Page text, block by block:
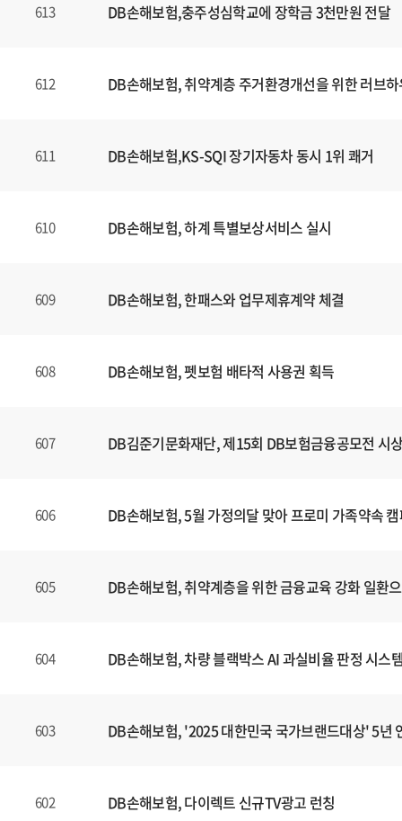
613 DB손해보험,충주성심학교에 장학금 3천만원 전달
612 DB손해보험, 취약계층 주거환경개선을 위한 러브
611 DB손해보험,KS-SQI 장기자동차 동시 1위 쾌거
610 DB손해보험, 하계 특별보상서비스 실시
609 DB손해보험, 한패스와 업무제휴계약 체결
608 DB손해보험, 펫보험 배타적 사용권 획득
607 DB김준기문화재단, 제15회 DB보험금융공모전 시
606 DB손해보험, 5월 가정의달 맞아 프로미 가족약속
605 DB손해보험, 취약계층을 위한 금융교육 강화 일환
604 DB손해보험, 차량 블랙박스 AI 과실비율 판정 시스
603 DB손해보험, '2025 대한민국 국가브랜드대상' 5년
602 DB손해보험, 다이렉트 신규TV광고 런칭